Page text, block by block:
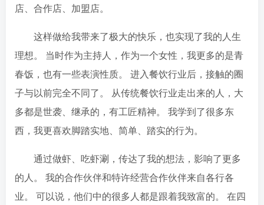
店、合作店、加盟店。
这样做给我带来了极大的快乐，也实现了我的人生
理想。 当时作为主持人，作为一个女性，我更多的是青
春饭，也有一些表演性质。 进入餐饮行业后，接触的圈
子与以前完全不同了。 从传统餐饮行业走出来的人，大
多都是世袭、继承的，有工匠精神。 我学到了很多东
西，我更喜欢脚踏实地、简单、踏实的行为。
通过做虾、吃虾涮，传达了我的想法，影响了更多
的人。 我的合作伙伴和特许经营合作伙伴来自各行各
业。 可以说，他们中的很多人都是跟着我致富的。 在四